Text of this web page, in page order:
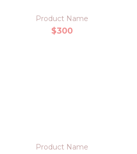
Product Name
$300
Product Name